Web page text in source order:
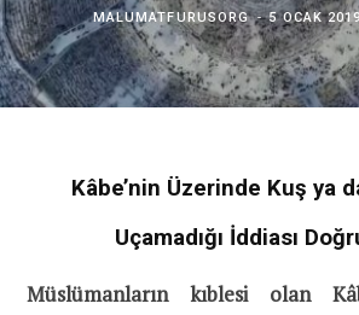
MALUMATFURUSORG 5 OCAK
Kâbe’nin Üzerinde Kuş ya
Uçamadığı İddiası
Müslümanların kıblesi olan